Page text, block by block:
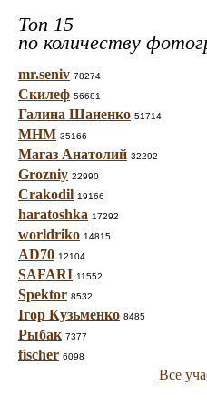
Топ 15
по количеству
mr.seniv 78274
Скилеф 56681
Галина Шаненко 51714
МНМ 35166
Магаз Анатолий 32292
Grozniy 22990
Crakodil 19166
haratoshka 17292
worldriko 14815
AD70 12104
SAFARI 11552
Spektor 8532
Ігор Кузьменко 8485
Рыбак 7377
fischer 6098
Все